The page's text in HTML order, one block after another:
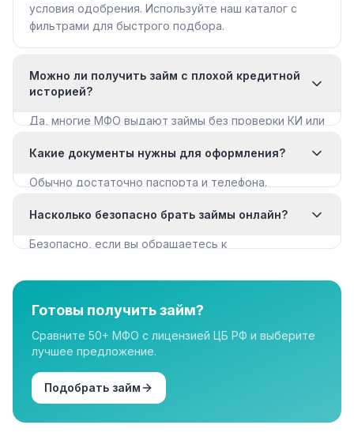
условия одобрения. Используйте наш каталог с
фильтрами для быстрого подбора.
Можно ли получить займ с плохой кредитной
историей?
Да, многие МФО выдают займы без проверки КИ или
с плохой КИ».
Какие документы нужны для оформления?
Обычно достаточно паспорта и телефона.
документы для крупных сумм.
Насколько безопасно брать займы онлайн?
Безопасно, если вы обращаетесь к
организации в нашем каталоге имеют лицензию.
Готовы получить займ?
Сравните 50+ МФО с лицензией ЦБ РФ и выберите
лучшее предложение.
Подобрать займ